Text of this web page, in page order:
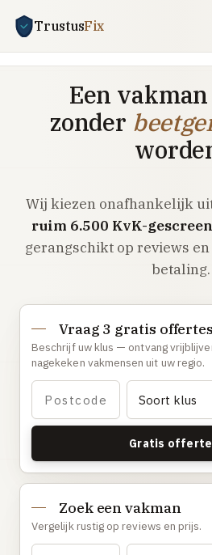
TrustusFix
Vind een
CV-storing
Airco-storing
Warmtepomp-storing
Daklekkage
Afvoer verstopt
Gaslucht
Stroom uitgevallen
Buitengesloten
VERBOUW
Badkamer renovatie
Keuken vervangen
Dakkapel plaatsen
Een
zonder
Wij kiezen onafhankelijk
ruim 6.500 KvK-
gerangschikt op reviews
betaling.
Vraag 3 gratis
Beschrijf uw klus — ontvang
nagekeken vakmensen uit uw regio.
Gratis
Zoek een vakman
Vergelijk rustig op reviews en prijs.